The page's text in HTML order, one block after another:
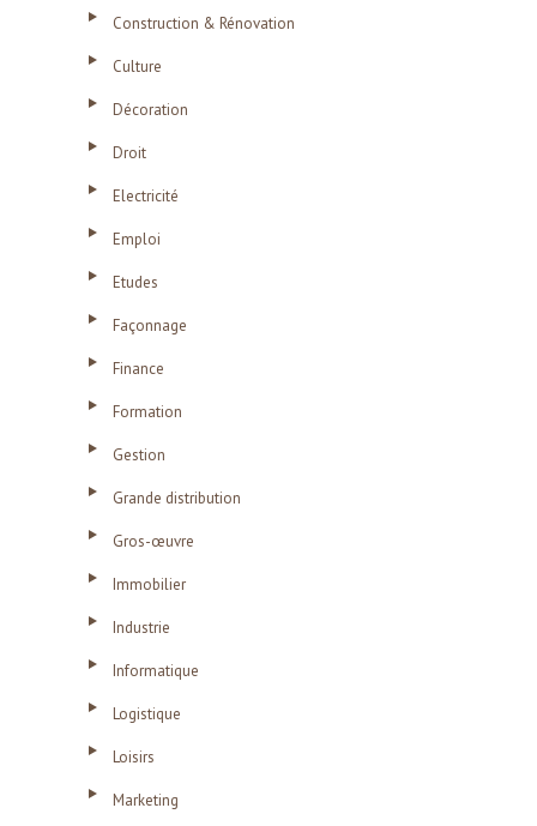
Construction & Rénovation
Culture
Décoration
Droit
Electricité
Emploi
Etudes
Façonnage
Finance
Formation
Gestion
Grande distribution
Gros-œuvre
Immobilier
Industrie
Informatique
Logistique
Loisirs
Marketing